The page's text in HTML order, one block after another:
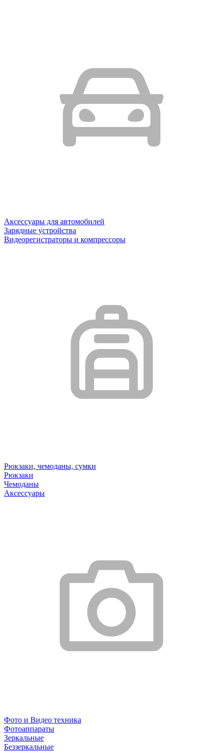
Аксессуары для автомобилей
Зарядные устройства
Видеорегистраторы и компрессоры
Рюкзаки, чемоданы, сумки
Рюкзаки
Чемоданы
Аксессуары
Фото и Видео техника
Фотоаппараты
Зеркальные
Беззеркальные